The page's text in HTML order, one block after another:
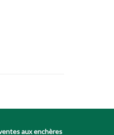
aux enchères